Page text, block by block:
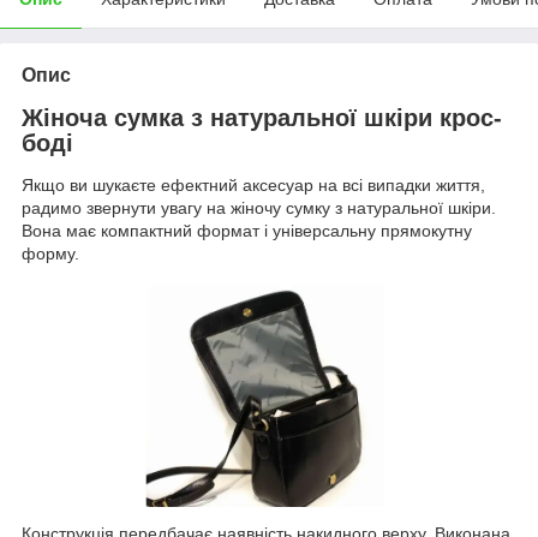
Опис
Жіноча сумка з натуральної шкіри крос-
боді
Якщо ви шукаєте ефектний аксесуар на всі випадки життя,
радимо звернути увагу на жіночу сумку з натуральної шкіри.
Вона має компактний формат і універсальну прямокутну
форму.